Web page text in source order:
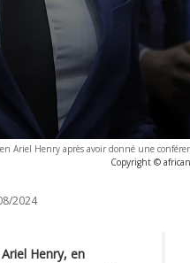
Ariel Henry après avoir donné une
Copyright ©
2024
Henry, en